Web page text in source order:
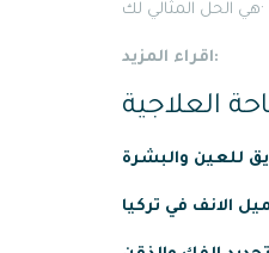
هي الحل المثالي لك·
اقراء المزيد:
العلاجية
الانف في تركيا